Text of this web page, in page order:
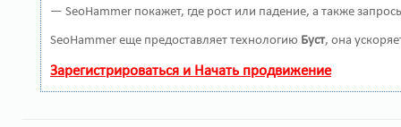
— SeoHammer покажет, где рост или падение, а также
SeoHammer еще предоставляет технологию Буст, она
Зарегистрироваться и Начать продвижение